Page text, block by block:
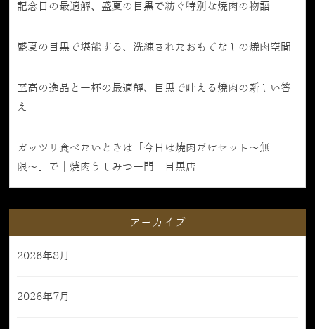
記念日の最適解、盛夏の目黒で紡ぐ特別な焼肉の物語
盛夏の目黒で堪能する、洗練されたおもてなしの焼肉空間
至高の逸品と一杯の最適解、目黒で叶える焼肉の新しい答
え
ガッツリ食べたいときは「今日は焼肉だけセット〜無
限〜」で｜焼肉うしみつ一門 目黒店
アーカイブ
2026年8月
2026年7月